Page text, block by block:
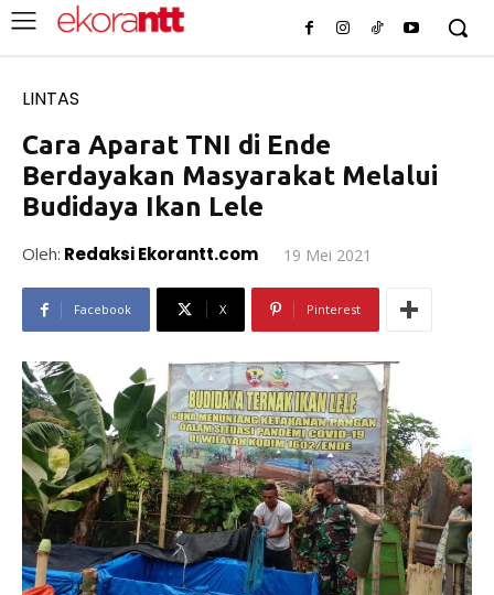
LINTAS
Cara Aparat TNI di Ende
Berdayakan Masyarakat Melalui
Budidaya Ikan Lele
Oleh: Redaksi Ekorantt.com 19 Mei 2021
Facebook X Pinterest